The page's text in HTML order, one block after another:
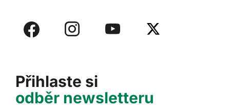
Přihlaste si
odběr newsletteru